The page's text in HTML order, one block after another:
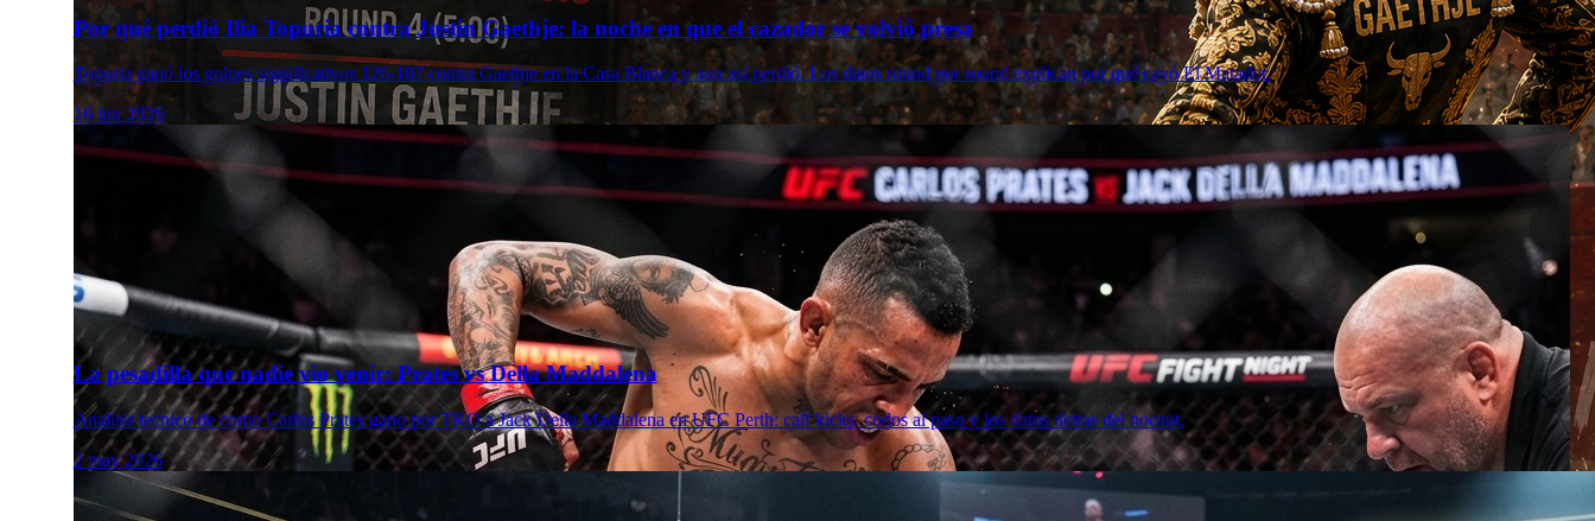
Por qué perdió Ilia Topuria contra Justin Gaethje: la noche en que el cazador se volvió presa
Topuria ganó los golpes significativos 126-107 contra Gaethje en la Casa Blanca y aun así perdió. Los datos round por round explican por qué cayó El Matador.
16 jun 2026
La pesadilla que nadie vio venir: Prates vs Della Maddalena
Analisis tecnico de como Carlos Prates gano por TKO a Jack Della Maddalena en UFC Perth: calf kicks, codos al paso y los datos detras del nocaut.
2 may 2026